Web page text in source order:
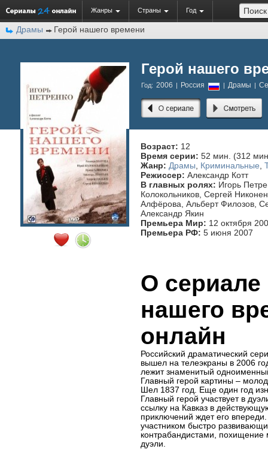
Драмы Герой нашего времени
Жанры Страны Год
Герой нашего
Год: 2006 | Россия | Драмы |
Возраст: 12
Время серии: 52 мин. (312
Жанр: Драмы Криминальные
Режиссер: Александр Котт
В главных ролях: Игорь
Колокольников, Сергей
Алфёрова, Альберт Филозов,
Александр Якин
Премьера Мир: 12 октября
Премьера РФ: 5 июня 2007
О сериале
нашего
онлайн
Российский драматический
вышел на телеэкраны в 2006
лежит знаменитый
Главный герой картины –
Шел 1837 год. Еще один год
Главный герой участвует в
ссылку на Кавказ в
приключений ждет его
участником быстро
контрабандистами, похищение
дуэли.